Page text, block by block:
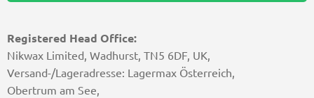
Registered Head Office:
Nikwax Limited, Wadhurst, TN5 6DF, UK,
Versand-/Lageradresse: Lagermax Österreich,
Obertrum am See,